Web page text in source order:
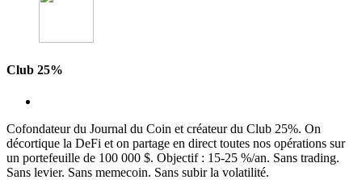
Club 25%
Cofondateur du Journal du Coin et créateur du Club 25%. On
décortique la DeFi et on partage en direct toutes nos opérations sur
un portefeuille de 100 000 $. Objectif : 15-25 %/an. Sans trading.
Sans levier. Sans memecoin. Sans subir la volatilité.